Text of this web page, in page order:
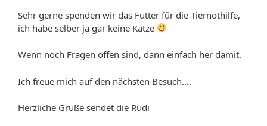
Sehr gerne spenden wir das Futter für die Tiernothilfe,
ich habe selber ja gar keine Katze
Wenn noch Fragen offen sind, dann einfach her damit.
Ich freue mich auf den nächsten Besuch….
Herzliche Grüße sendet die Rudi